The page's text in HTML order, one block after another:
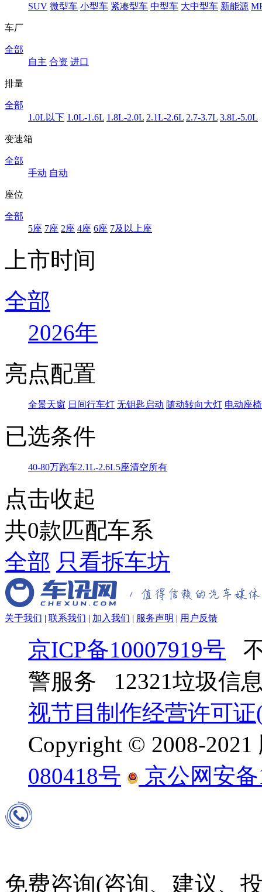
SUV 微型车 小型车 紧凑型车 中型车 大中型车 新能源
车厂
全部
自主 合资 进口
排量
全部
1.0L以下 1.0L-1.6L 1.8L-2.0L 2.1L-2.6L 2.7-3.7L 3.8L-5.0L
变速箱
全部
手动 自动
座位
全部
5座 7座 2座 4座 6座 7及以上座
上市时间
全部
2026年
亮点配置
全景天窗 日间行车灯 无钥匙启动 随动转向大灯 电动座椅
已选条件
40-80万跑车2.1L-2.6L5座清空所有
点击收起
共0款匹配车系
全部 只看拆车坊
关于我们 | 联系我们 | 加入我们 | 服务声明 | 用户反馈
京ICP备10007919号
警服务 12321垃圾信
视节目制作经营许可证
Copyright © 2008-
080418号
京公网安备
免费咨询(咨询、建议、